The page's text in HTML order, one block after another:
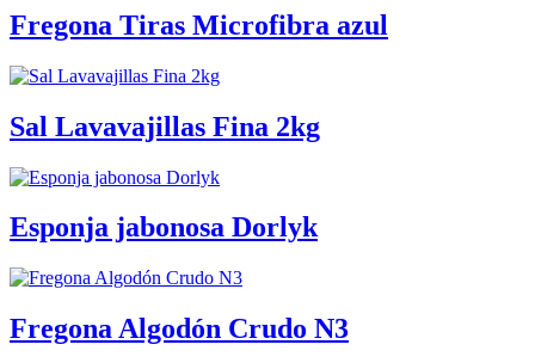
Fregona Tiras Microfibra azul
Sal Lavavajillas Fina 2kg
Esponja jabonosa Dorlyk
Fregona Algodón Crudo N3